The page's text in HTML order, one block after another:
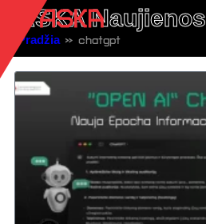
ASKA Naujienos
Pradžia»chatgpt